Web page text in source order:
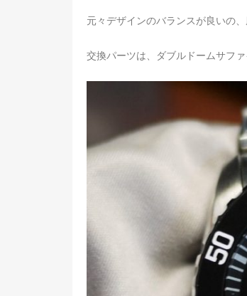
元々デザインのバランスが良いの
交換パーツは、ダブルドームサフ